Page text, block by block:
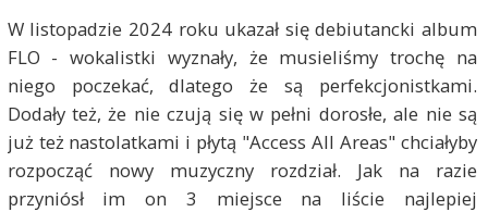
W listopadzie 2024 roku ukazał się debiutancki album
FLO - wokalistki wyznały, że musieliśmy trochę na
niego poczekać, dlatego że są perfekcjonistkami.
Dodały też, że nie czują się w pełni dorosłe, ale nie są
już też nastolatkami i płytą "Access All Areas" chciałyby
rozpocząć nowy muzyczny rozdział. Jak na razie
przyniósł im on 3 miejsce na liście najlepiej